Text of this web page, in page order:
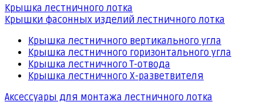
Крышка лестничного лотка
Крышки фасонных изделий лестничного лотка
Крышка лестничного вертикального угла
Крышка лестничного горизонтального угла
Крышка лестничного Т-отвода
Крышка лестничного Х-разветвителя
Аксессуары для монтажа лестничного лотка